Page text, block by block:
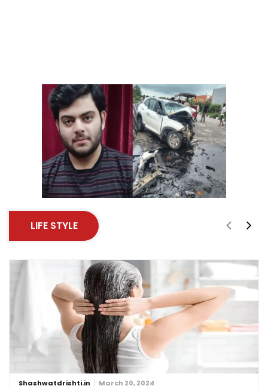
LIFE STYLE
Shashwatdrishti.in March 20, 2024